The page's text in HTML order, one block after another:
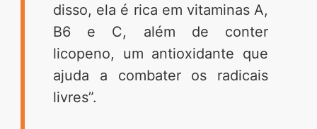
disso, ela é rica em vitaminas A,
B6 e C, além de conter
licopeno, um antioxidante que
ajuda a combater os radicais
livres”.